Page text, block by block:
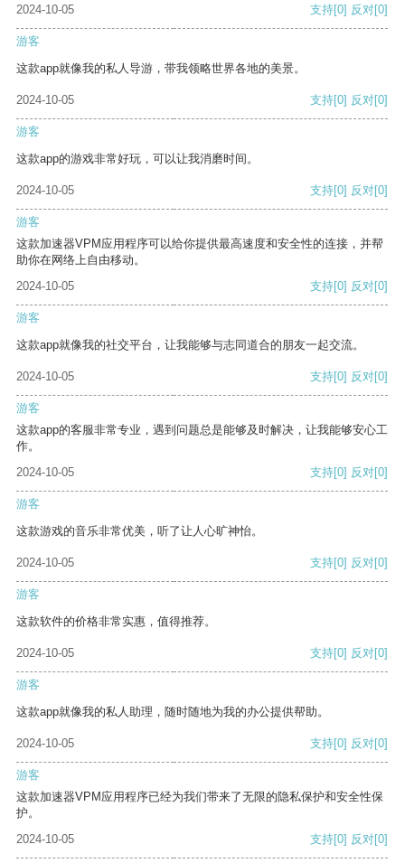
2024-10-05 支持[0] 反对[0]
游客
这款app就像我的私人导游，带我领略世界各地的美景。
2024-10-05 支持[0] 反对[0]
游客
这款app的游戏非常好玩，可以让我消磨时间。
2024-10-05 支持[0] 反对[0]
游客
这款加速器VPM应用程序可以给你提供最高速度和安全性的连接，并帮
助你在网络上自由移动。
2024-10-05
支持[0] 反对[0]
游客
这款app就像我的社交平台，让我能够与志同道合的朋友一起交流。
2024-10-05 支持[0] 反对[0]
游客
这款app的客服非常专业，遇到问题总是能够及时解决，让我能够安心工
作。
2024-10-05
支持[0] 反对[0]
游客
这款游戏的音乐非常优美，听了让人心旷神怡。
2024-10-05 支持[0] 反对[0]
游客
这款软件的价格非常实惠，值得推荐。
2024-10-05 支持[0] 反对[0]
游客
这款app就像我的私人助理，随时随地为我的办公提供帮助。
2024-10-05 支持[0] 反对[0]
游客
这款加速器VPM应用程序已经为我们带来了无限的隐私保护和安全性保
护。
2024-10-05
支持[0] 反对[0]